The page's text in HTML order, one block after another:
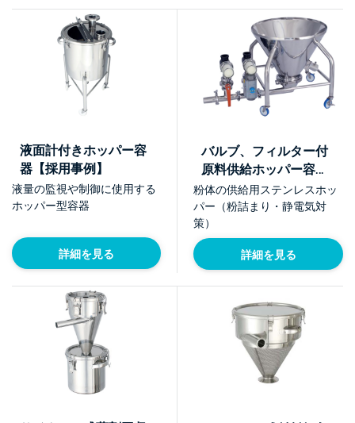
液面計付きホッパー容
器【採用事例】
液量の監視や制御に使用する
ホッパー型容器
詳細を見る
バルブ、フィルター付
原料供給ホッパー容器
【採用事例】
粉体の供給用ステンレスホッ
パー（粉詰まり・静電気対
策）
詳細を見る